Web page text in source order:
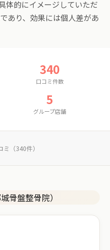
体的にイメージしていただ
あり、効果には個人差があ
340
口コミ件数
5
グループ店舗
（340件）